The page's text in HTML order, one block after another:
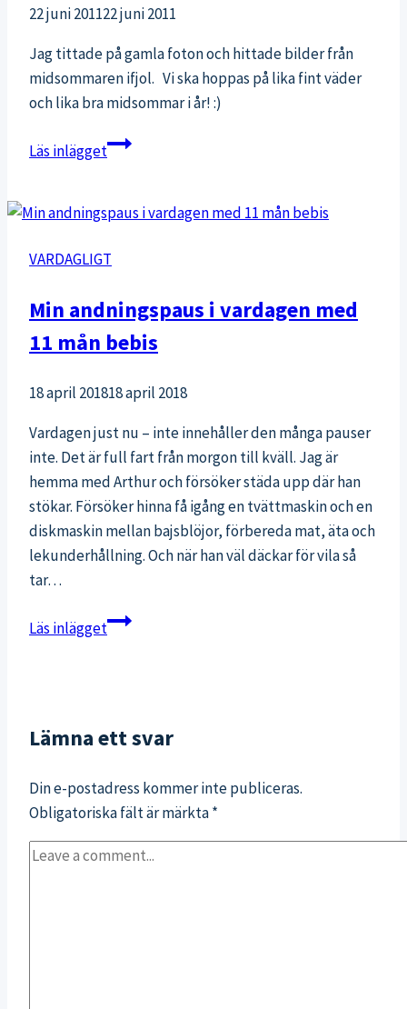
22 juni 201122 juni 2011
Jag tittade på gamla foton och hittade bilder från
midsommaren ifjol. Vi ska hoppas på lika fint väder
och lika bra midsommar i år! :)
Läs inläggetMidsommaren
VARDAGLIGT
Min andningspaus i vardagen med
11 mån bebis
18 april 201818 april 2018
Vardagen just nu – inte innehåller den många pauser
inte. Det är full fart från morgon till kväll. Jag är
hemma med Arthur och försöker städa upp där han
stökar. Försöker hinna få igång en tvättmaskin och en
diskmaskin mellan bajsblöjor, förbereda mat, äta och
lekunderhållning. Och när han väl däckar för vila så
tar…
Läs inläggetMin
11
bebis
Lämna ett svar
Din e-postadress kommer inte publiceras.
Obligatoriska fält är märkta*